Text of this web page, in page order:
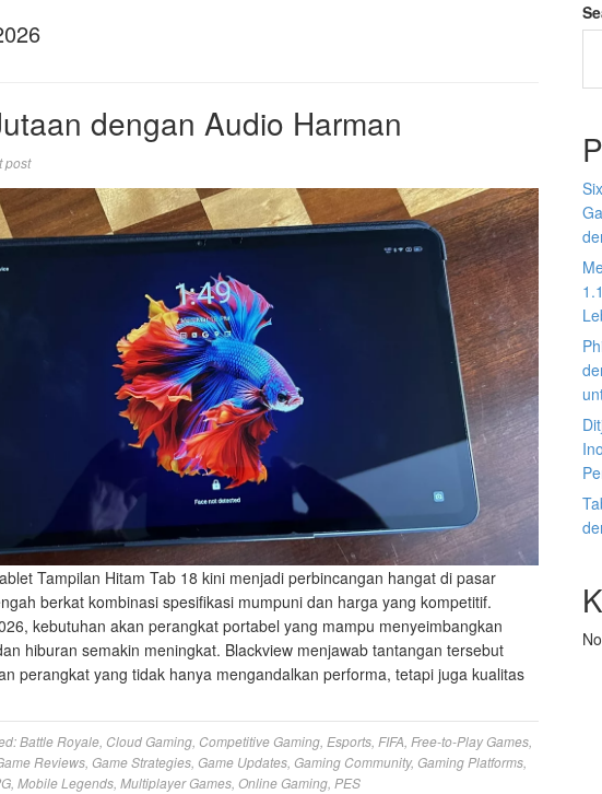
dengan Audio Harman
post
Tampilan Hitam Tab 18 kini menjadi perbincangan hangat di pasar
berkat kombinasi spesifikasi mumpuni dan harga yang kompetitif.
kebutuhan akan perangkat portabel yang mampu menyeimbangkan
hiburan semakin meningkat. Blackview menjawab tantangan tersebut
perangkat yang tidak hanya mengandalkan performa, tetapi juga kualitas
Battle Royale Cloud Gaming Competitive Gaming Esports FIFA Free-to-Play Games
Reviews Game Strategies Game Updates Gaming Community, Gaming Platforms
Mobile Legends Multiplayer Games Online Gaming PES